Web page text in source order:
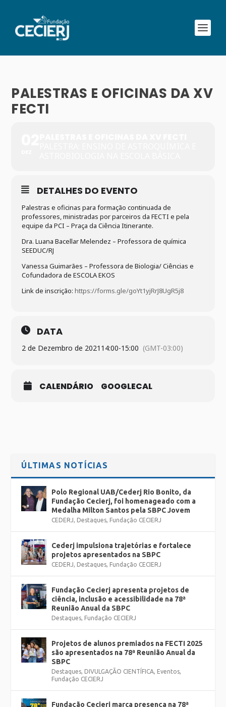
PALESTRAS E OFICINAS DA XV
FECTI
DETALHES DO EVENTO
Palestras e oficinas para formação continuada de
professores, ministradas por parceiros da FECTI e pela
equipe da PCI – Praça da Ciência Itinerante.
Dra. Luana Bacellar Melendez – Professora de química
SEEDUC/RJ
Vanessa Guimarães – Professora de Biologia/ Ciências e
Cofundadora de ESCOLA EKOS
Link de inscrição:https://forms.gle/goYt1yjRrJ8UgR5j8
DATA
2 de Dezembro de 2021 14:00-15:00 (GMT-03:00)
CALENDÁRIO GOOGLECAL
ÚLTIMAS NOTÍCIAS
Polo Regional UAB/Cederj Rio Bonito, da
Fundação Cecierj, foi homenageado com a
Medalha Milton Santos pela SBPC Jovem
CEDERJ, Destaques, Fundação CECIERJ
Cederj impulsiona trajetórias e fortalece
projetos apresentados na SBPC
CEDERJ, Destaques, Fundação CECIERJ
Fundação Cecierj apresenta projetos de
ciência, inclusão e acessibilidade na 78ª
Reunião Anual da SBPC
Destaques, Fundação CECIERJ
Projetos de alunos premiados na FECTI 2025
são apresentados na 78ª Reunião Anual da
SBPC
Destaques, DIVULGAÇÃO CIENTÍFICA, Eventos,
Fundação CECIERJ
Fundação Cecierj marca presença na 78ª